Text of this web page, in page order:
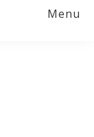
Menu